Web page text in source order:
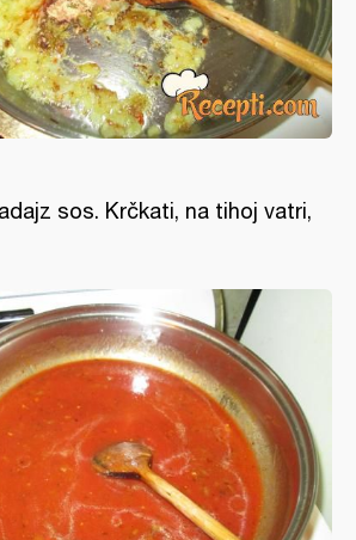
sos. Krčkati, na tihoj vatri,